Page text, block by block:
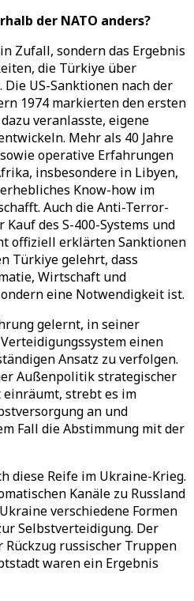
der NATO anders?
Zufall, sondern das Ergebnis
die Türkiye über
US-Sanktionen nach der
1974 markierten den ersten
veranlasste, eigene
Mehr als 40 Jahre
operative Erfahrungen
insbesondere in Libyen,
Know-how im
Auch die Anti-Terror-
des S-400-Systems und
offiziell erklärten Sanktionen
Türkiye gelehrt, dass
Wirtschaft und
eine Notwendigkeit ist.
gelernt, in seiner
einen
Ansatz zu verfolgen.
Außenpolitik strategischer
strebt es im
an und
Fall die Abstimmung mit der
diese Reife im Ukraine-Krieg.
Kanäle zu Russland
verschiedene Formen
Selbstverteidigung. Der
russischer Truppen
waren ein Ergebnis